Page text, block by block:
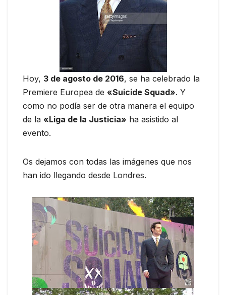
Hoy, 3 de agosto de 2016, se ha celebrado la
Premiere Europea de «Suicide Squad». Y
como no podía ser de otra manera el equipo
de la «Liga de la Justicia» ha asistido al
evento.
Os dejamos con todas las imágenes que nos
han ido llegando desde Londres.